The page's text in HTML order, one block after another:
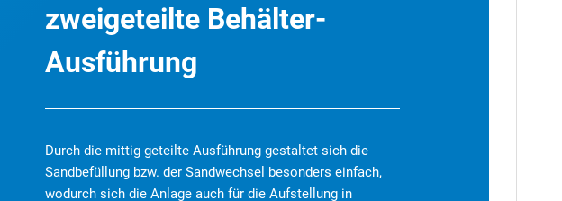
zweigeteilte Behälter-
Ausführung
Durch die mittig geteilte Ausführung gestaltet sich die
Sandbefüllung bzw. der Sandwechsel besonders einfach,
wodurch sich die Anlage auch für die Aufstellung in